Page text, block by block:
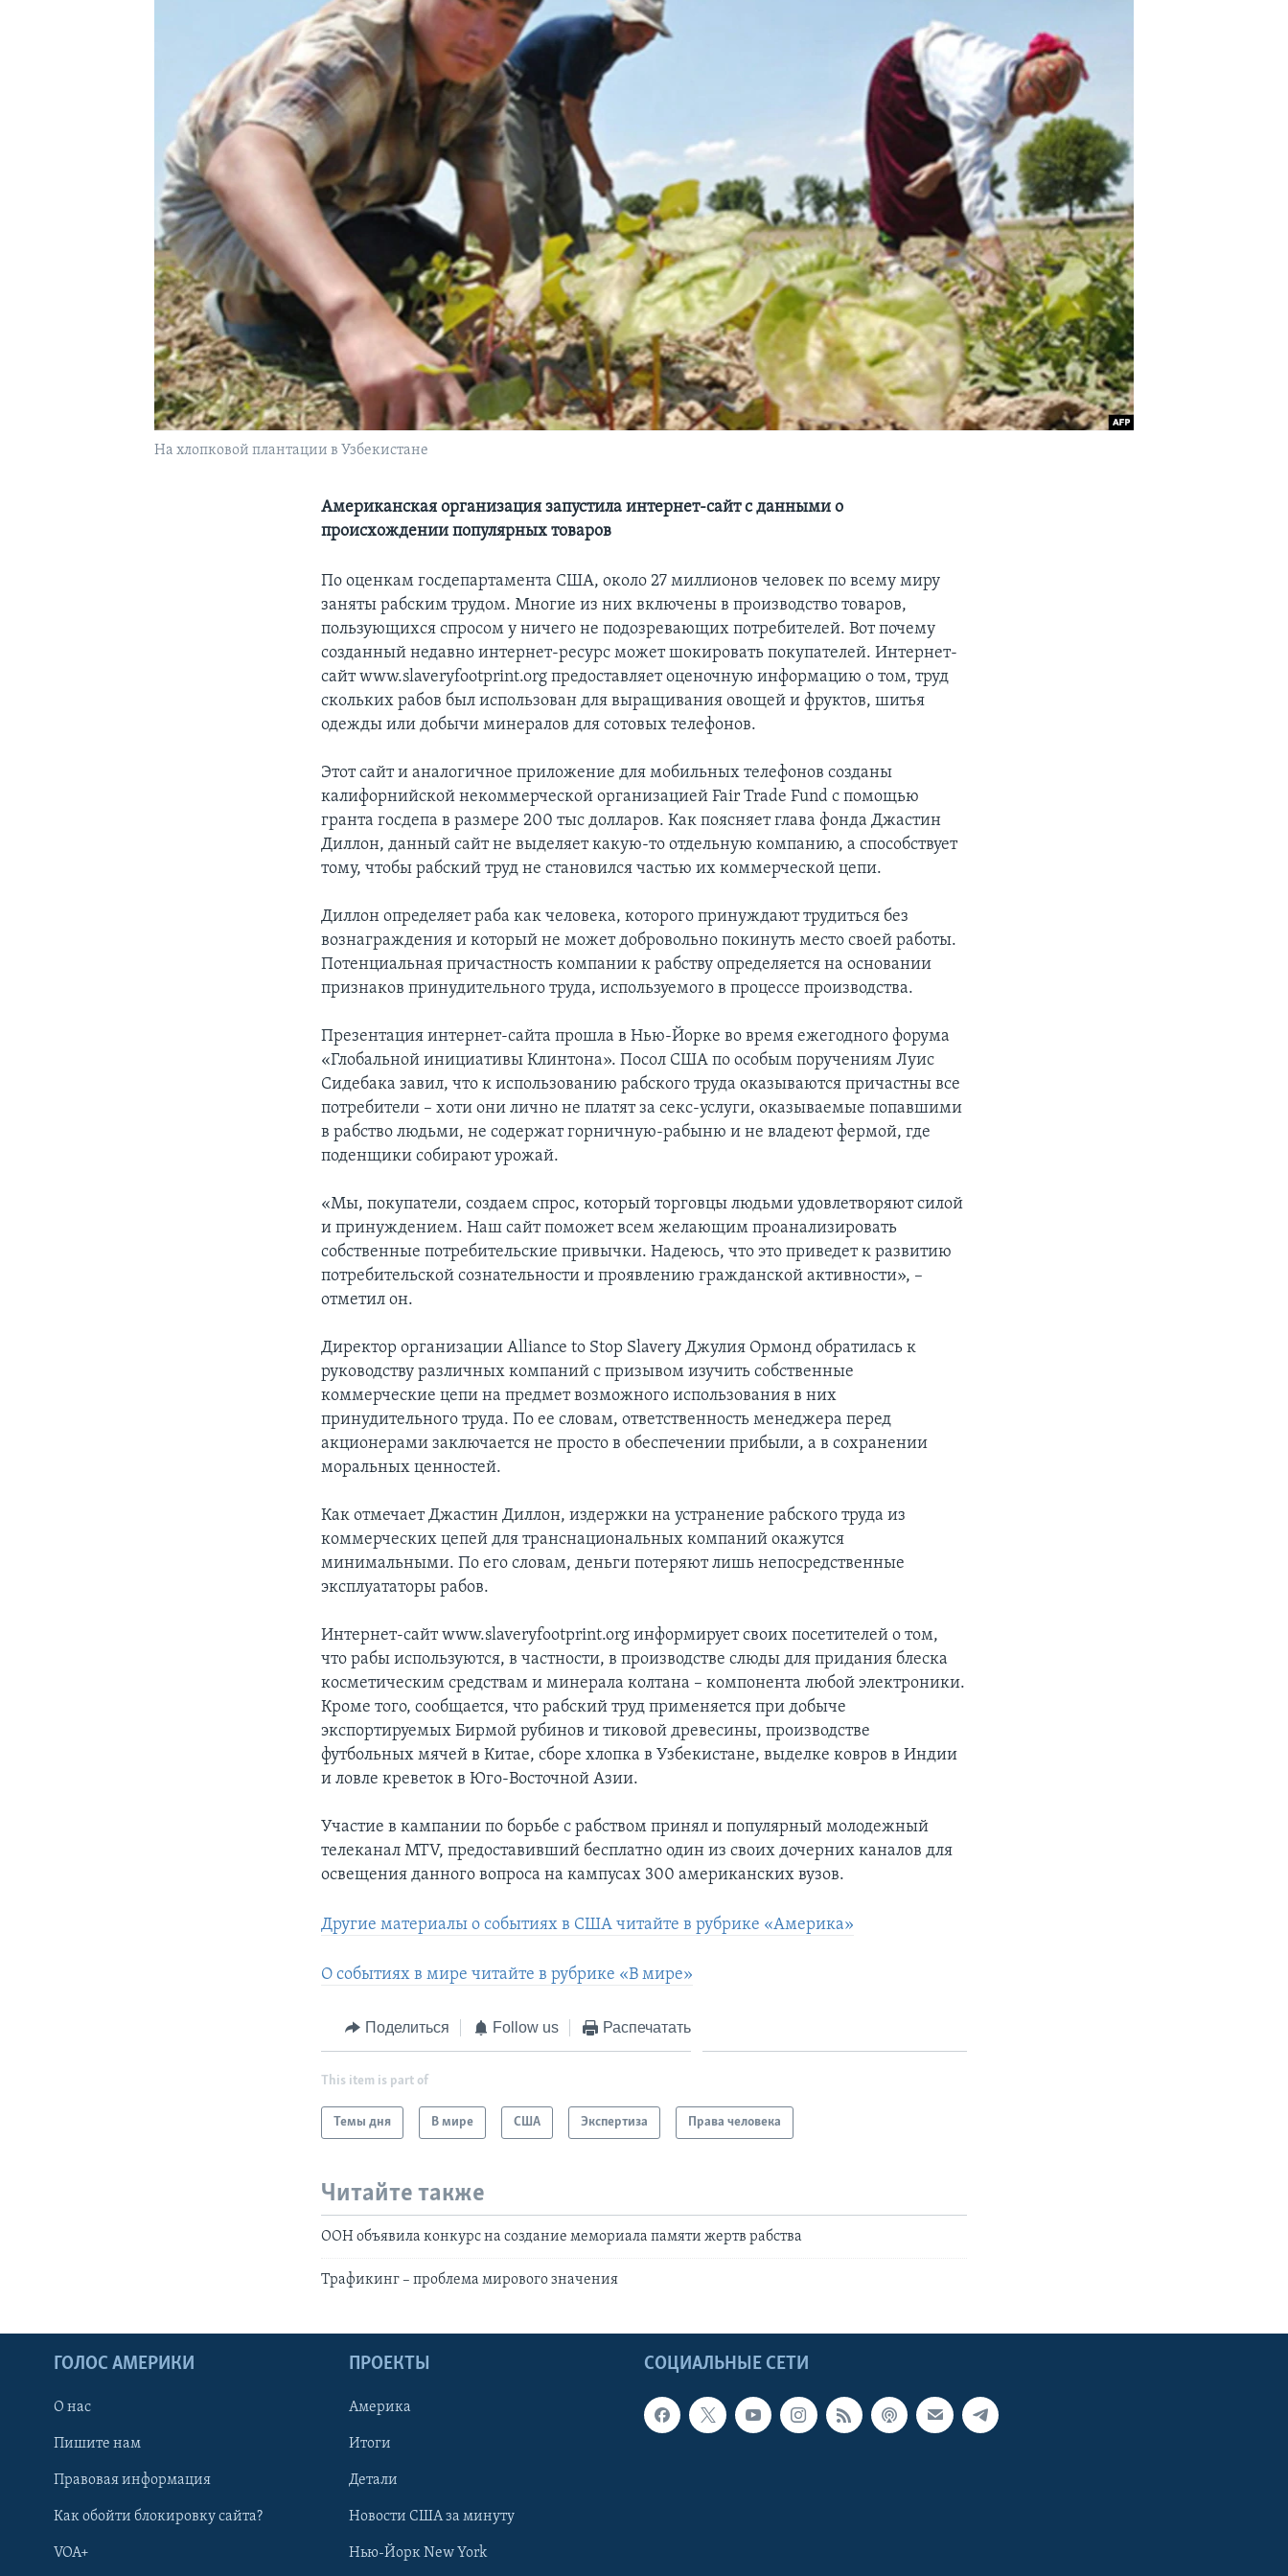
На хлопковой плантации в Узбекистане
Американская организация запустила интернет-сайт с данными о
происхождении популярных товаров
По оценкам госдепартамента США, около 27 миллионов человек по всему миру
заняты рабским трудом. Многие из них включены в производство товаров,
пользующихся спросом у ничего не подозревающих потребителей. Вот почему
созданный недавно интернет-ресурс может шокировать покупателей. Интернет-
сайт www.slaveryfootprint.org предоставляет оценочную информацию о том, труд
скольких рабов был использован для выращивания овощей и фруктов, шитья
одежды или добычи минералов для сотовых телефонов.
Этот сайт и аналогичное приложение для мобильных телефонов созданы
калифорнийской некоммерческой организацией Fair Trade Fund с помощью
гранта госдепа в размере 200 тыс долларов. Как поясняет глава фонда Джастин
Диллон, данный сайт не выделяет какую-то отдельную компанию, а способствует
тому, чтобы рабский труд не становился частью их коммерческой цепи.
Диллон определяет раба как человека, которого принуждают трудиться без
вознаграждения и который не может добровольно покинуть место своей работы.
Потенциальная причастность компании к рабству определяется на основании
признаков принудительного труда, используемого в процессе производства.
Презентация интернет-сайта прошла в Нью-Йорке во время ежегодного форума
«Глобальной инициативы Клинтона». Посол США по особым поручениям Луис
Сидебака завил, что к использованию рабского труда оказываются причастны все
потребители – хоти они лично не платят за секс-услуги, оказываемые попавшими
в рабство людьми, не содержат горничную-рабыню и не владеют фермой, где
поденщики собирают урожай.
«Мы, покупатели, создаем спрос, который торговцы людьми удовлетворяют силой
и принуждением. Наш сайт поможет всем желающим проанализировать
собственные потребительские привычки. Надеюсь, что это приведет к развитию
потребительской сознательности и проявлению гражданской активности», –
отметил он.
Директор организации Alliance to Stop Slavery Джулия Ормонд обратилась к
руководству различных компаний с призывом изучить собственные
коммерческие цепи на предмет возможного использования в них
принудительного труда. По ее словам, ответственность менеджера перед
акционерами заключается не просто в обеспечении прибыли, а в сохранении
моральных ценностей.
Как отмечает Джастин Диллон, издержки на устранение рабского труда из
коммерческих цепей для транснациональных компаний окажутся
минимальными. По его словам, деньги потеряют лишь непосредственные
эксплуататоры рабов.
Интернет-сайт www.slaveryfootprint.org информирует своих посетителей о том,
что рабы используются, в частности, в производстве слюды для придания блеска
косметическим средствам и минерала колтана – компонента любой электроники.
Кроме того, сообщается, что рабский труд применяется при добыче
экспортируемых Бирмой рубинов и тиковой древесины, производстве
футбольных мячей в Китае, сборе хлопка в Узбекистане, выделке ковров в Индии
и ловле креветок в Юго-Восточной Азии.
Участие в кампании по борьбе с рабством принял и популярный молодежный
телеканал MTV, предоставивший бесплатно один из своих дочерних каналов для
освещения данного вопроса на кампусах 300 американских вузов.
Другие материалы о событиях в США читайте в рубрике «Америка»
O событиях в мире читайте в рубрике «В мире»
Поделиться Follow us Распечатать
This item is part of
Темы дня В мире США Экспертиза Права человека
Читайте также
ООН объявила конкурс на создание мемориала памяти жертв рабства
Трафикинг – проблема мирового значения
СОЦИАЛЬНЫЕ СЕТИ
ГОЛОС АМЕРИКИ
О нас
Пишите нам
Правовая информация
Как обойти блокировку сайта?
VOA+
ПРОЕКТЫ
Америка
Итоги
Детали
Новости США за минуту
Нью-Йорк New York